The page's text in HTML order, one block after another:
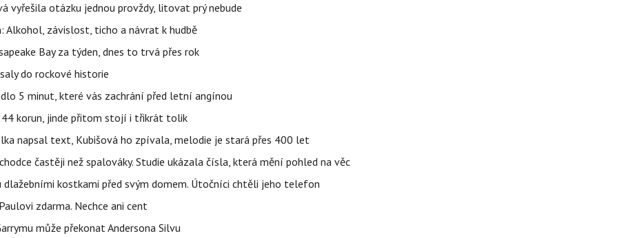
vyřešila otázku jednou provždy, litovat prý nebude
Alkohol, závislost, ticho a návrat k hudbě
Bay za týden, dnes to trvá přes rok
do rockové historie
5 minut, které vás zachrání před letní angínou
korun, jinde přitom stojí i třikrát tolik
napsal text, Kubišová ho zpívala, melodie je stará přes 400 let
častěji než spalováky. Studie ukázala čísla, která mění pohled na věc
kostkami před svým domem. Útočníci chtěli jeho telefon
zdarma. Nechce ani cent
může překonat Andersona Silvu